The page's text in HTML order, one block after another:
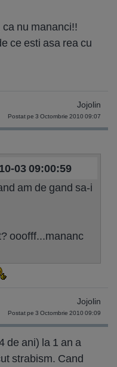
nu mananci!!
ce esti asa rea cu
Jojolin
Postat pe 3 Octombrie 2010 09:07
03 09:00:59
am de gand sa-i
ooofff...mananc
Jojolin
Postat pe 3 Octombrie 2010 09:09
de ani) la 1 an a
strabism. Cand